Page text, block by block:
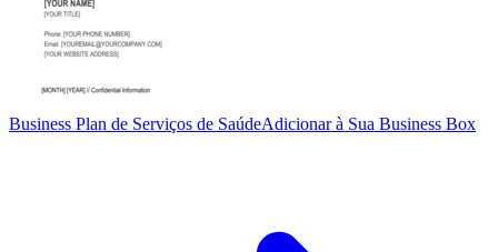
Business Plan de Serviços de SaúdeAdicionar à Sua Business Box